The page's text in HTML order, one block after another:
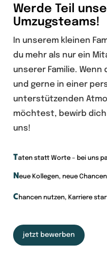
Werde Teil
Umzugsteams!
In unserem kleinen
du mehr als nur ein
unserer Familie. Wenn
und gerne in einer
unterstützenden
möchtest, bewirb
uns!
Taten statt Worte – bei uns
Neue Kollegen, neue
C hancen nutzen, Karriere
jetzt bewerben